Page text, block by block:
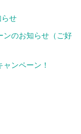
らせ
ンのお知らせ（ご好
ャンペーン！